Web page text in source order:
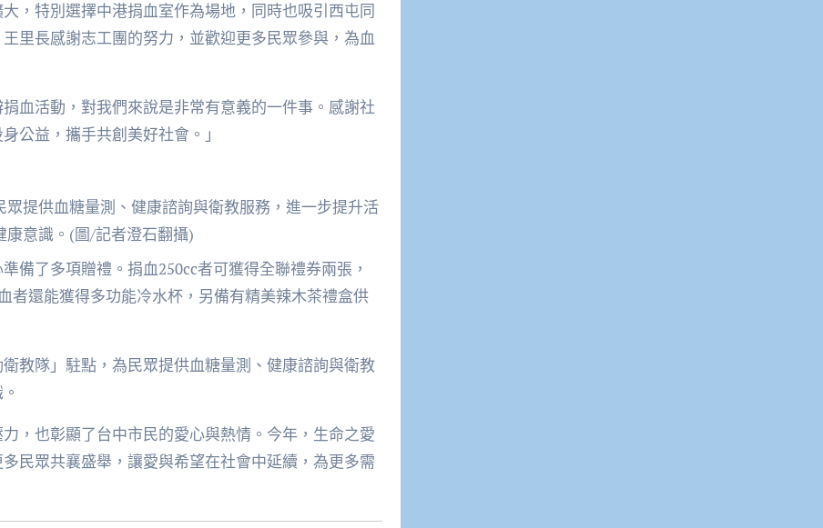
，特別選擇中港捐血室作為場地，同時也吸引西屯同
里長感謝志工團的努力，並歡迎更多民眾參與，為血
血活動，對我們來說是非常有意義的一件事。感謝社
公益，攜手共創美好社會。」
眾提供血糖量測、健康諮詢與衛教服務，進一步提升活
康意識。(圖/記者澄石翻攝)
備了多項贈禮。捐血250cc者可獲得全聯禮券兩張，
者還能獲得多功能冷水杯，另備有精美辣木茶禮盒供
教隊」駐點，為民眾提供血糖量測、健康諮詢與衛教
，也彰顯了台中市民的愛心與熱情。今年，生命之愛
民眾共襄盛舉，讓愛與希望在社會中延續，為更多需